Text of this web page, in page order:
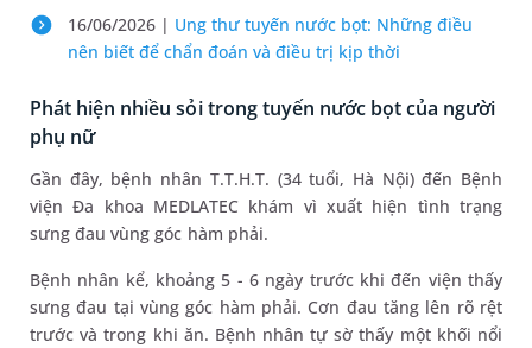
16/06/2026 | Ung thư tuyến nước bọt: Những điều
nên biết để chẩn đoán và điều trị kịp thời
Phát hiện nhiều sỏi trong tuyến nước bọt của người
phụ nữ
Gần đây, bệnh nhân T.T.H.T. (34 tuổi, Hà Nội) đến Bệnh
viện Đa khoa MEDLATEC khám vì xuất hiện tình trạng
sưng đau vùng góc hàm phải.
Bệnh nhân kể, khoảng 5 - 6 ngày trước khi đến viện thấy
sưng đau tại vùng góc hàm phải. Cơn đau tăng lên rõ rệt
trước và trong khi ăn. Bệnh nhân tự sờ thấy một khối nổi